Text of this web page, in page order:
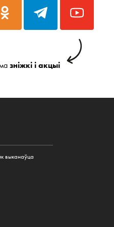
зніжкі і акцыі
выканаўца